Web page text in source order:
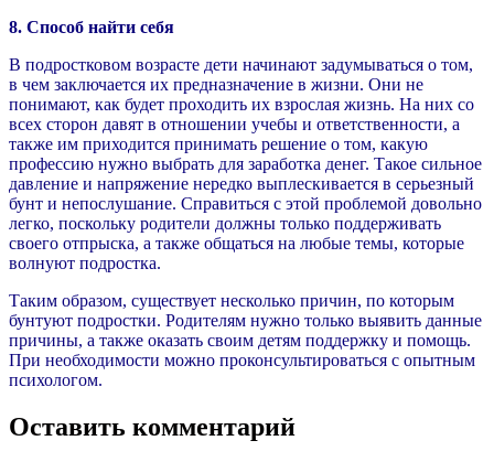
8. Способ найти себя
В подростковом возрасте дети начинают задумываться о том,
в чем заключается их предназначение в жизни. Они не
понимают, как будет проходить их взрослая жизнь. На них со
всех сторон давят в отношении учебы и ответственности, а
также им приходится принимать решение о том, какую
профессию нужно выбрать для заработка денег. Такое сильное
давление и напряжение нередко выплескивается в серьезный
бунт и непослушание. Справиться с этой проблемой довольно
легко, поскольку родители должны только поддерживать
своего отпрыска, а также общаться на любые темы, которые
волнуют подростка.
Таким образом, существует несколько причин, по которым
бунтуют подростки. Родителям нужно только выявить данные
причины, а также оказать своим детям поддержку и помощь.
При необходимости можно проконсультироваться с опытным
психологом.
Оставить комментарий